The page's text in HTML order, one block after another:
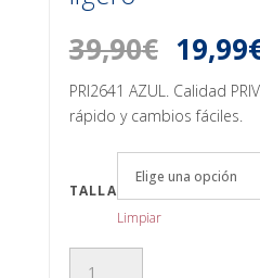
39,90€ El
precio
era:
19,99
PRI2641 AZUL. Calidad
rápido y cambios fáciles.
TALLA
Limpiar